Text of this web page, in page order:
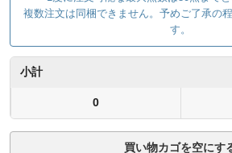
複数注文は同梱できません。予めご了承の
す。
小計
0
買い物カゴを空にす